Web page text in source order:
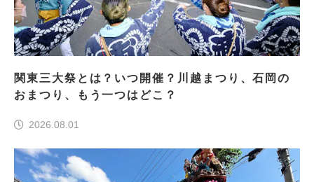
関東三大祭とは？いつ開催？川越まつり、石岡の
おまつり、もう一つはどこ？
2026.08.01